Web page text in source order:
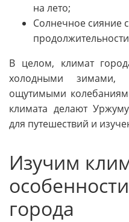
на лето;
Солнечное сияние
В целом, климат
холодными зимами,
ощутимыми
климата делают
для путешествий и
Изучим
города